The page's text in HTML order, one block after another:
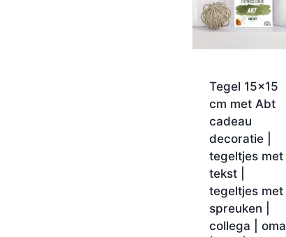
Tegel 15×15
cm met Abt
cadeau
decoratie |
tegeltjes met
tekst |
tegeltjes met
spreuken |
collega | oma